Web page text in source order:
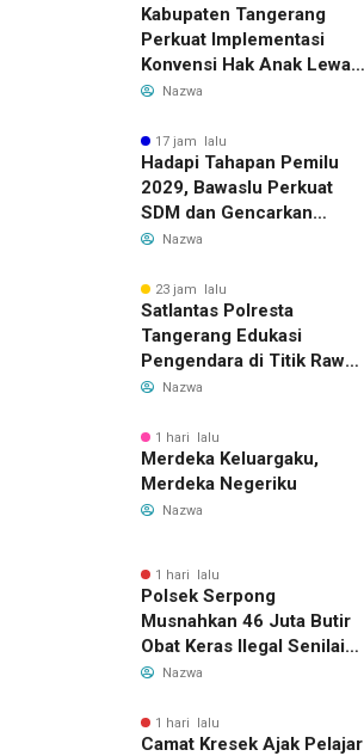
Kabupaten Tangerang
Perkuat Implementasi
Konvensi Hak Anak Lewat
Pelatihan Berbasis Budaya
Nazwa
17 jam lalu
Hadapi Tahapan Pemilu
2029, Bawaslu Perkuat
SDM dan Gencarkan
Pendidikan Demokrasi
Nazwa
23 jam lalu
Satlantas Polresta
Tangerang Edukasi
Pengendara di Titik Rawan
Kecelakaan Lewat
Nazwa
1 hari lalu
Merdeka Keluargaku,
Merdeka Negeriku
Nazwa
1 hari lalu
Polsek Serpong
Musnahkan 46 Juta Butir
Obat Keras Ilegal Senilai
Rp230 Miliar
Nazwa
1 hari lalu
Camat Kresek Ajak Pelajar